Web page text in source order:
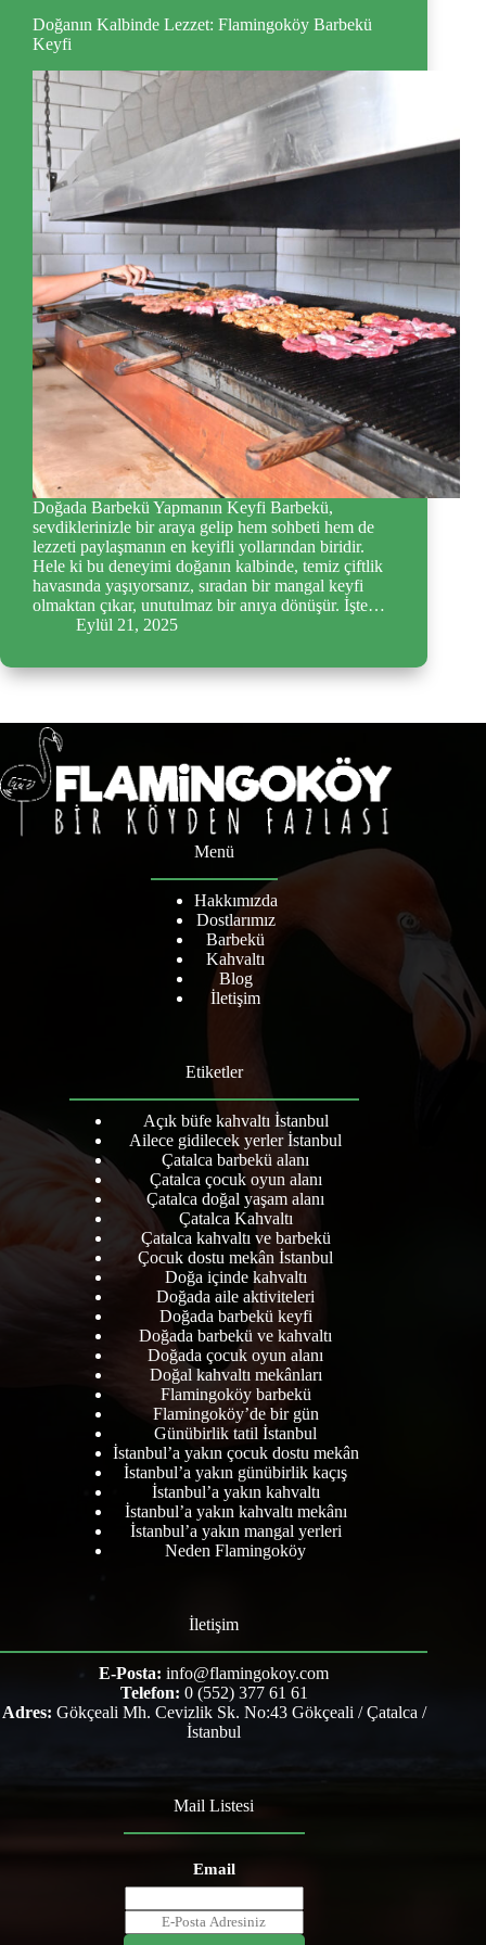
Doğanın Kalbinde Lezzet: Flamingoköy Barbekü
Keyfi
Doğada Barbekü Yapmanın Keyfi Barbekü,
sevdiklerinizle bir araya gelip hem sohbeti hem de
lezzeti paylaşmanın en keyifli yollarından biridir.
Hele ki bu deneyimi doğanın kalbinde, temiz çiftlik
havasında yaşıyorsanız, sıradan bir mangal keyfi
olmaktan çıkar, unutulmaz bir anıya dönüşür. İşte…
Eylül 21, 2025
Menü
Hakkımızda
Dostlarımız
Barbekü
Kahvaltı
Blog
İletişim
Etiketler
Açık büfe kahvaltı İstanbul
Ailece gidilecek yerler İstanbul
Çatalca barbekü alanı
Çatalca çocuk oyun alanı
Çatalca doğal yaşam alanı
Çatalca Kahvaltı
Çatalca kahvaltı ve barbekü
Çocuk dostu mekân İstanbul
Doğa içinde kahvaltı
Doğada aile aktiviteleri
Doğada barbekü keyfi
Doğada barbekü ve kahvaltı
Doğada çocuk oyun alanı
Doğal kahvaltı mekânları
Flamingoköy barbekü
Flamingoköy’de bir gün
Günübirlik tatil İstanbul
İstanbul’a yakın çocuk dostu mekân
İstanbul’a yakın günübirlik kaçış
İstanbul’a yakın kahvaltı
İstanbul’a yakın kahvaltı mekânı
İstanbul’a yakın mangal yerleri
Neden Flamingoköy
İletişim
E-Posta: info@flamingokoy.com
Telefon: 0 (552) 377 61 61
Adres: Gökçeali Mh. Cevizlik Sk. No:43 Gökçeali / Çatalca /
İstanbul
Mail Listesi
Email
m